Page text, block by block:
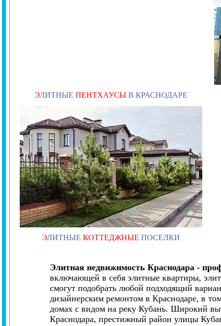
ЭЛИТНЫЕ ПЕНТХАУСЫ В КРАСНОДАРЕ
ЭЛИТНЫЕ КОТТЕДЖНЫЕ ПОСЕЛКИ
Элитная недвижимость Краснодара -
включающей в себя элитные квартиры,
смогут подобрать любой подходящий
дизайнерским ремонтом в Краснодаре, в
домах с видом на реку Кубань. Широкий
Краснодара, престижный район улицы